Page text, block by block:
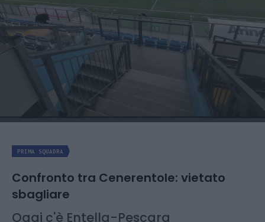
PRIMA SQUADRA
Confronto tra Cenerentole: vietato
sbagliare
Oggi c'è Entella-Pescara